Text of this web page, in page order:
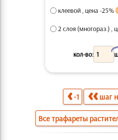
клеевой , цена -25%
2 слоя (многораз.) ,
кол-во:
-1 шаг
Все трафареты